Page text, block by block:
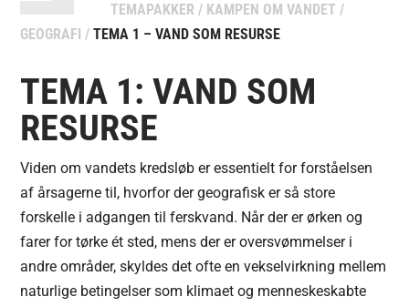
TEMAPAKKER / KAMPEN OM VANDET /
GEOGRAFI /TEMA 1 – VAND SOM RESURSE
TEMA 1: VAND SOM
RESURSE
Viden om vandets kredsløb er essentielt for forståelsen
af årsagerne til, hvorfor der geografisk er så store
forskelle i adgangen til ferskvand. Når der er ørken og
farer for tørke ét sted, mens der er oversvømmelser i
andre områder, skyldes det ofte en vekselvirkning mellem
naturlige betingelser som klimaet og menneskeskabte